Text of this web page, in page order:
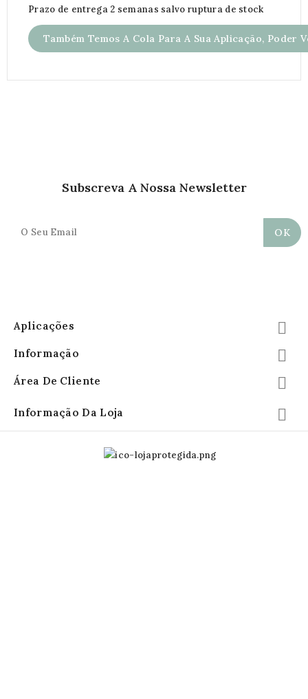
Prazo de entrega 2 semanas salvo ruptura de stock
Também Temos A Cola Para A Sua Aplicação, Poder
Subscreva A Nossa Newsletter
Aplicações 
Informação 
Área De Cliente 
Informação Da Loja 